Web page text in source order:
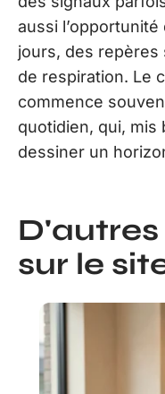
aussi l’opportunité
jours, des repères
de respiration. Le
commence
quotidien, qui, mis
dessiner un
sur le